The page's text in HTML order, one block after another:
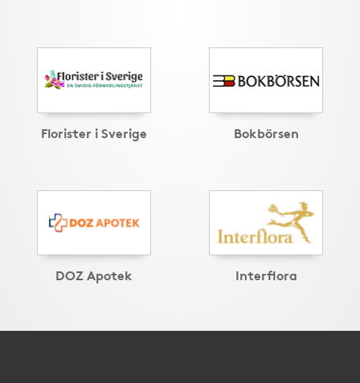
Florister i Sverige Bokbörsen
DOZ Apotek Interflora